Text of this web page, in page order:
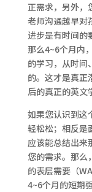
正需求，另外，
老师沟通越早对
进步是有时间的
那么4~6个月内
的学习，从时间
的。这才是真
后的真正的英文
如果您认识到这
轻松松；相反是
应该能总结出来
您的需求。那么
的表层需要（
4~6个月的短期